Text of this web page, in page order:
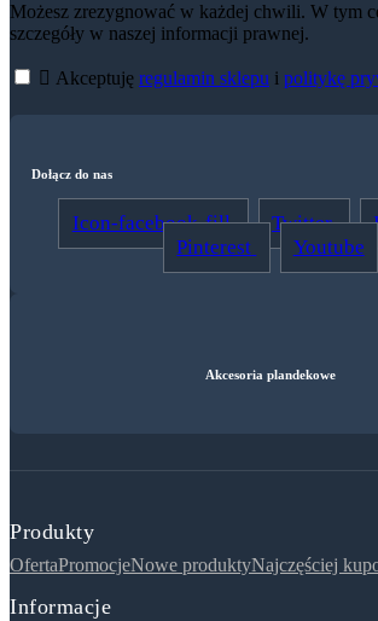
Możesz zrezygnować w każdej chwili. W tym
szczegóły w naszej informacji prawnej.
 Akceptuję regulamin sklepu i politykę
Dołącz do nas
Icon-facebook-fill Twitter
Pinterest
Youtube
Akcesoria plandekowe
Produkty
OfertaPromocjeNowe produktyNajczęściej
Informacje